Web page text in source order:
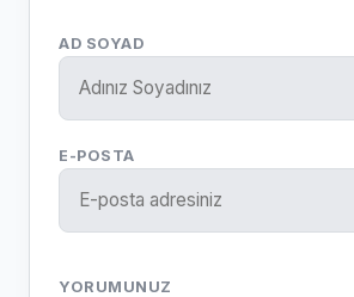
AD SOYAD
E-POSTA
YORUMUNUZ